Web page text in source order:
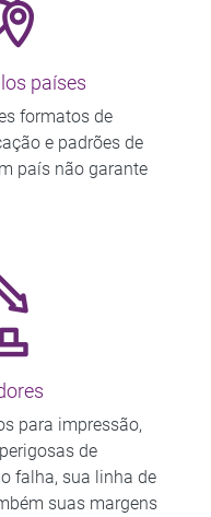
países​
formatos de
e padrões de
país não garante
para impressão,
de
falha, sua linha de
suas margens